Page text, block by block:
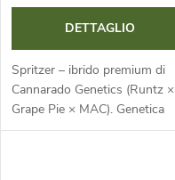
t
t
DETTAGLIO
Spritzer – ibrido premium di
Cannarado Genetics (Runtz ×
Grape Pie × MAC). Genetica
equilibrata, cime viola